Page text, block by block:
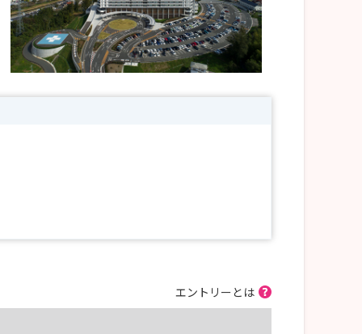
エントリーとは